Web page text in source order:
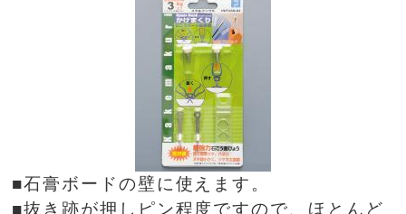
■石膏ボードの壁に使えます。
■抜き跡が押しピン程度ですので、ほとんど